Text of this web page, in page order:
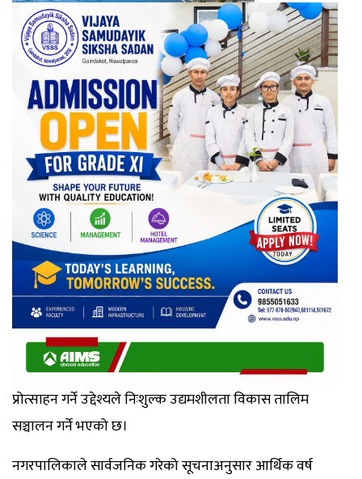
प्रोत्साहन गर्ने उद्देश्यले निःशुल्क उद्यमशीलता विकास तालिम
सञ्चालन गर्ने भएको छ।
नगरपालिकाले सार्वजनिक गरेको सूचनाअनुसार आर्थिक वर्ष